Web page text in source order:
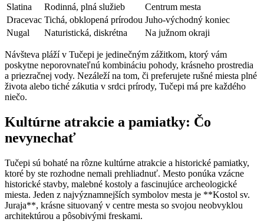
Slatina
Rodinná, plná služieb
Centrum mesta
Dracevac Tichá, obklopená prírodou Juho-východný koniec
Nugal
Naturistická, diskrétna Na južnom okraji
Návšteva pláží v Tučepi je jedinečným zážitkom, ktorý vám
poskytne neporovnateľnú kombináciu pohody, krásneho prostredia
a priezračnej vody. Nezáleží na tom, či preferujete rušné miesta plné
života alebo tiché zákutia v srdci prírody, Tučepi má pre každého
niečo.
Kultúrne atrakcie a pamiatky: Čo
nevynechať
Tučepi sú bohaté na rôzne kultúrne atrakcie a historické pamiatky,
ktoré by ste rozhodne nemali prehliadnuť. Mesto ponúka vzácne
historické stavby, malebné kostoly a fascinujúce archeologické
miesta. Jeden z najvýznamnejších symbolov mesta je **Kostol sv.
Juraja**, krásne situovaný v centre mesta so svojou neobvyklou
architektúrou a pôsobivými freskami.